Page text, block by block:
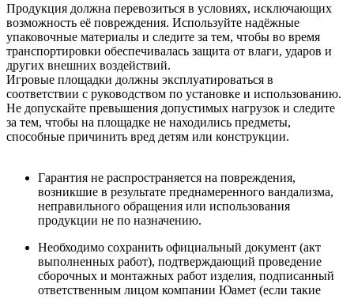
Продукция должна перевозиться в условиях, исключающих
возможность её повреждения. Используйте надёжные
упаковочные материалы и следите за тем, чтобы во время
транспортировки обеспечивалась защита от влаги, ударов и
других внешних воздействий.
Игровые площадки должны эксплуатироваться в
соответствии с руководством по установке и использованию.
Не допускайте превышения допустимых нагрузок и следите
за тем, чтобы на площадке не находились предметы,
способные причинить вред детям или конструкции.
Гарантия не распространяется на повреждения,
возникшие в результате преднамеренного вандализма,
неправильного обращения или использования
продукции не по назначению.
Необходимо сохранить официальный документ (акт
выполненных работ), подтверждающий проведение
сборочных и монтажных работ изделия, подписанный
ответственным лицом компании Юамет (если такие